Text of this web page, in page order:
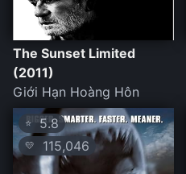
The Sunset Limited
(2011)
Giới Hạn Hoàng Hôn
⭐ 5.8
💛 115,046